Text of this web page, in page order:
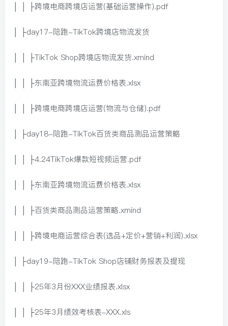
│ │ ├跨境电商跨境店运营(基础运营操作).pdf
│ ├day17-陪跑-TikTok跨境店物流发货
│ │ ├TikTok Shop跨境店物流发货.xmind
│ │ ├东南亚跨境物流运费价格表.xlsx
│ │ ├跨境电商跨境店运营(物流与仓储).pdf
│ ├day18-陪跑-TikTok百货类商品测品运营策略
│ │ ├4.24TikTok爆款短视频运营.pdf
│ │ ├东南亚跨境物流运费价格表.xlsx
│ │ ├百货类商品测品运营策略.xmind
│ │ ├跨境电商运营综合表(选品+定价+营销+利润).xlsx
│ ├day19-陪跑-TikTok Shop店铺财务报表及提现
│ │ ├25年3月份XXX业绩报表.xlsx
│ │ ├25年3月绩效考核表–XXX.xls